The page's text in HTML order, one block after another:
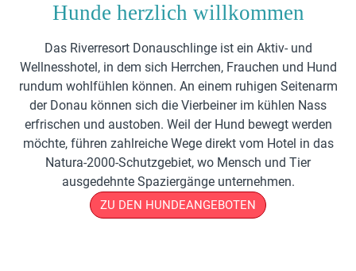
Hunde herzlich willkommen
Das Riverresort Donauschlinge ist ein Aktiv- und
Wellnesshotel, in dem sich Herrchen, Frauchen und Hund
rundum wohlfühlen können. An einem ruhigen Seitenarm
der Donau können sich die Vierbeiner im kühlen Nass
erfrischen und austoben. Weil der Hund bewegt werden
möchte, führen zahlreiche Wege direkt vom Hotel in das
Natura-2000-Schutzgebiet, wo Mensch und Tier
ausgedehnte Spaziergänge unternehmen.
ZU DEN HUNDEANGEBOTEN